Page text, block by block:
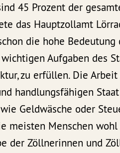
45 Prozent der
das Hauptzollamt
die hohe
Aufgaben des
zu erfüllen. Die
handlungsfähigen
Geldwäsche oder
meisten Menschen
der Zöllnerinnen und